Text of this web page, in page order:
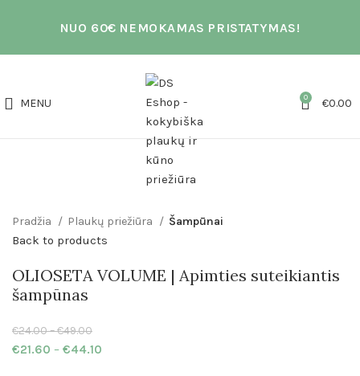
NUO 60€ NEMOKAMAS PRISTATYMAS!
MENU 0 €0.00
Pradžia Plaukų priežiūra Šampūnai
Back to products
OLIOSETA VOLUME | Apimties suteikiantis
šampūnas
€24.00 – €49.00
€21.60 – €44.10